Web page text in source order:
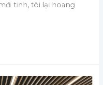
tinh, tôi lại hoang